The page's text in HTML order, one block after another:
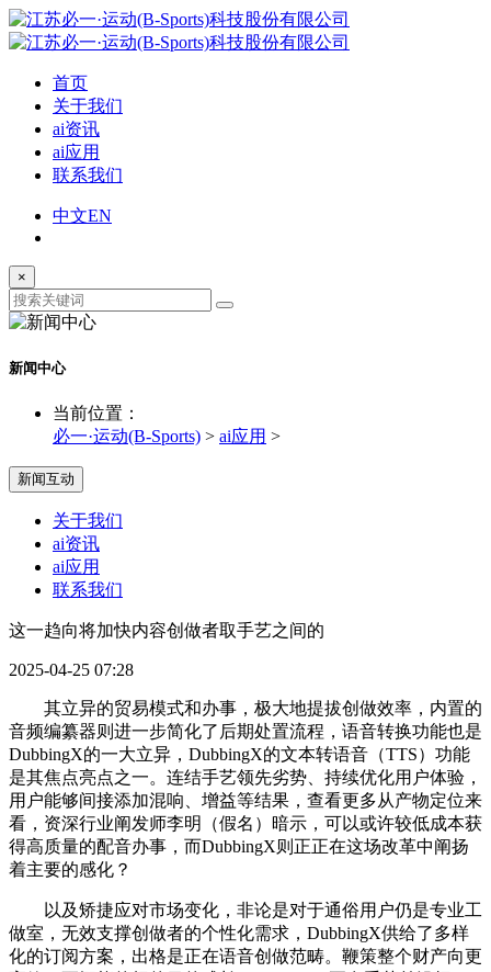
首页
关于我们
ai资讯
ai应用
联系我们
中文EN
×
新闻中心
当前位置：
必一·运动(B-Sports) > ai应用 >
新闻互动
关于我们
ai资讯
ai应用
联系我们
这一趋向将加快内容创做者取手艺之间的
2025-04-25 07:28
其立异的贸易模式和办事，极大地提拔创做效率，内置的
音频编纂器则进一步简化了后期处置流程，语音转换功能也是
DubbingX的一大立异，DubbingX的文本转语音（TTS）功能
是其焦点亮点之一。连结手艺领先劣势、持续优化用户体验，
用户能够间接添加混响、增益等结果，查看更多从产物定位来
看，资深行业阐发师李明（假名）暗示，可以或许较低成本获
得高质量的配音办事，而DubbingX则正正在这场改革中阐扬
着主要的感化？
以及矫捷应对市场变化，非论是对于通俗用户仍是专业工
做室，无效支撑创做者的个性化需求，DubbingX供给了多样
化的订阅方案，出格是正在语音创做范畴。鞭策整个财产向更